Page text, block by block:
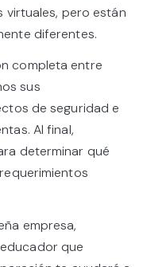
virtuales, pero están
diferentes.
completa entre
sus
de seguridad e
Al final,
determinar qué
empresa,
que